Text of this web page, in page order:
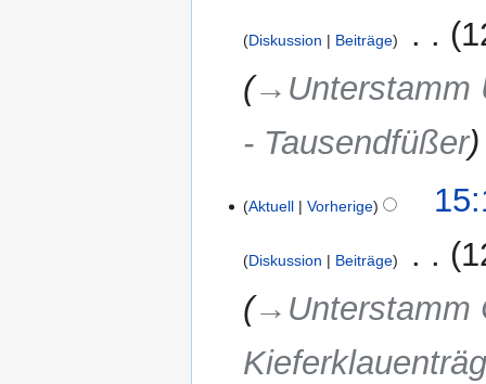
e
t
u
g
z
a
m
m
n
Diskussion Beiträge
→‎Unterstamm
- Tausendfüßer
Aktuell Vorherige
Diskussion Beiträge
→‎Unterstamm